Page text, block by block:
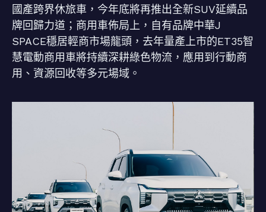
國產跨界休旅車，今年底將再推出全新SUV延續品
牌回歸力道；商用車佈局上，自有品牌中華J
SPACE穩居輕商市場龍頭，去年量產上市的ET35智
慧電動商用車將持續深耕綠色物流，應用到行動商
用、資源回收等多元場域。